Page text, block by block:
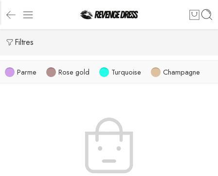
Filtres
Parme Rose gold Turquoise Champagne